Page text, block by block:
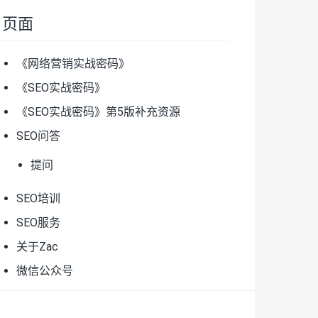
页面
《网络营销实战密码》
《SEO实战密码》
《SEO实战密码》第5版补充资源
SEO问答
提问
SEO培训
SEO服务
关于Zac
微信公众号